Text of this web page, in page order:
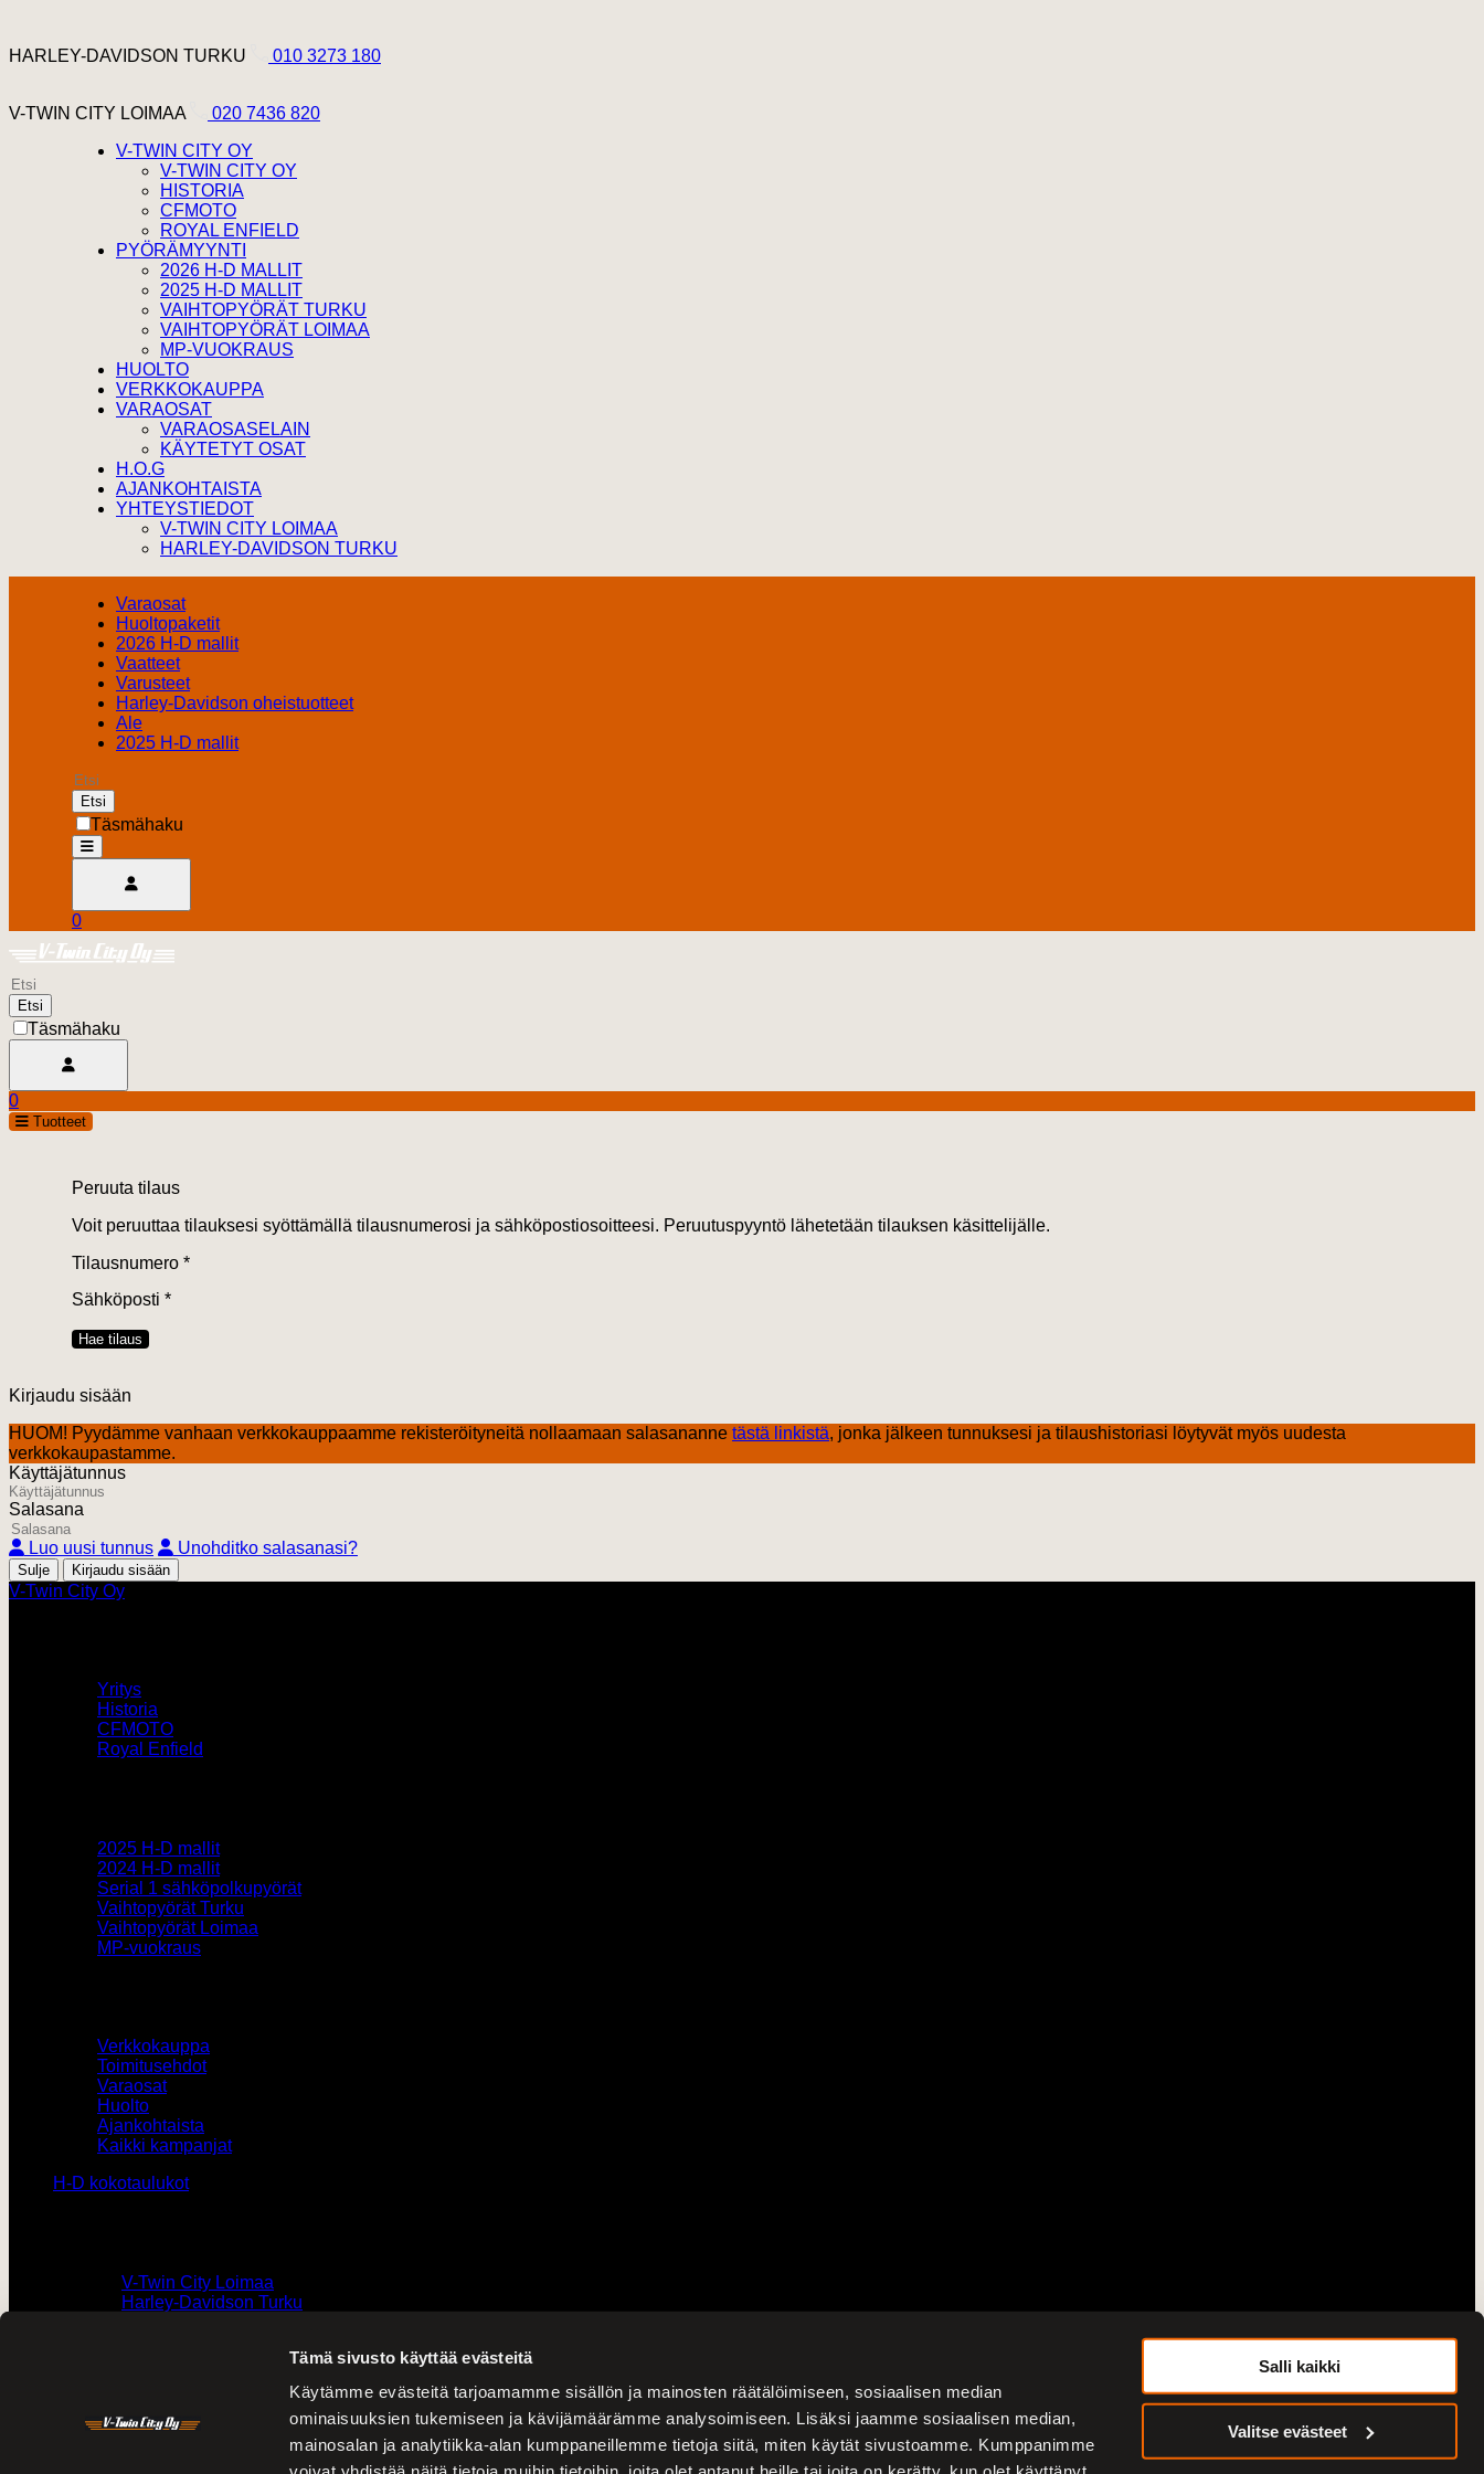
Tämä sivusto käyttää evästeitä
Käytämme evästeitä tarjoamamme sisällön ja mainosten räätälöimiseen, sosiaalisen median
ominaisuuksien tukemiseen ja kävijämäärämme analysoimiseen. Lisäksi jaamme sosiaalisen median,
mainosalan ja analytiikka-alan kumppaneillemme tietoja siitä, miten käytät sivustoamme. Kumppanimme
Salli kaikki
Valitse evästeet
HARLEY-DAVIDSON TURKU
010 3273 180
V-TWIN CITY LOIMAA
020 7436 820
V-TWIN CITY OY
V-TWIN CITY OY
HISTORIA
CFMOTO
ROYAL ENFIELD
PYÖRÄMYYNTI
2026 H-D MALLIT
2025 H-D MALLIT
VAIHTOPYÖRÄT TURKU
VAIHTOPYÖRÄT LOIMAA
MP-VUOKRAUS
HUOLTO
VERKKOKAUPPA
VARAOSAT
VARAOSASELAIN
KÄYTETYT OSAT
H.O.G
AJANKOHTAISTA
YHTEYSTIEDOT
V-TWIN CITY LOIMAA
HARLEY-DAVIDSON TURKU
Varaosat
Huoltopaketit
2026 H-D mallit
Vaatteet
Varusteet
Harley-Davidson oheistuotteet
Ale
2025 H-D mallit
Etsi
Täsmähaku
open
Ostoskori
0.00 €
0
Harley Davidson Turku
Etsi
Täsmähaku
Ostoskori
0.00 €
0
openTuotteet
Peruuta tilaus
Voit peruuttaa tilauksesi syöttämällä tilausnumerosi ja sähköpostiosoitteesi. Peruutuspyyntö lähetetään tilauksen käsittelijälle.
Tilausnumero *
Sähköposti *
Kirjaudu sisään
HUOM! Pyydämme vanhaan verkkokauppaamme rekisteröityneitä nollaamaan salasananne tästä linkistä, jonka jälkeen tunnuksesi ja tilaushistoriasi löytyvät myös uudesta
verkkokaupastamme.
Käyttäjätunnus
Salasana
Luo uusi tunnus Unohditko salasanasi?
Sulje
V-Twin City Oy
Yritys
Historia
CFMOTO
Royal Enfield
2025 H-D mallit
2024 H-D mallit
Serial 1 sähköpolkupyörät
Vaihtopyörät Turku
Vaihtopyörät Loimaa
MP-vuokraus
Verkkokauppa
Toimitusehdot
Varaosat
Huolto
Ajankohtaista
Kaikki kampanjat
H-D kokotaulukot
V-Twin City Loimaa
Harley-Davidson Turku